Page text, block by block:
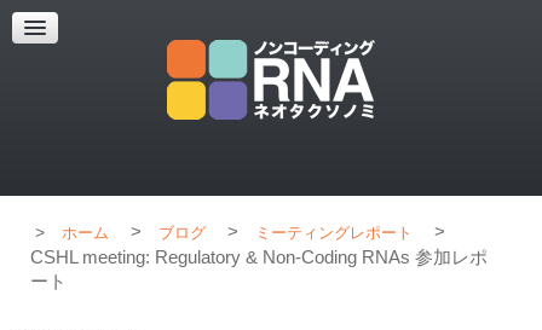
超解像顕微鏡
超解像顕微鏡の紹介
ホーム > ブログ > ミーティングレポート
>
CSHL meeting: Regulatory & Non-Coding RNAs 参加レポ
ート